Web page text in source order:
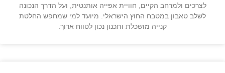
לצרכים ולמרחב הקיים, חוויית אפייה אותנטית, ועל הדרך הנכונה
לשלב טאבון במטבח החוץ הישראלי. מיועד למי שמחפש החלטת
קנייה מושכלת ותכנון נכון לטווח ארוך.